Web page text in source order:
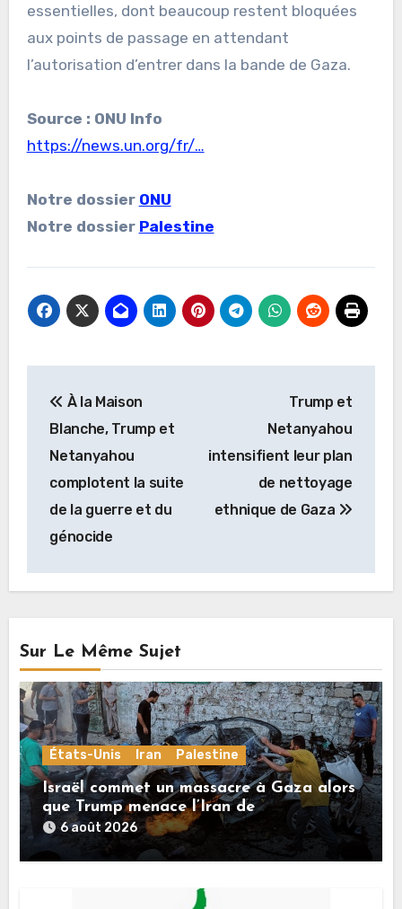
essentielles, dont beaucoup restent bloquées
aux points de passage en attendant
l’autorisation d’entrer dans la bande de Gaza.
Source : ONU Info
https://news.un.org/fr/…
Notre dossier ONU
Notre dossier Palestine
de
l’article
À la Maison
Blanche, Trump et
Netanyahou
complotent la suite
de la guerre et du
génocide
Trump et
Netanyahou
intensifient leur plan
de nettoyage
ethnique de Gaza
Sur Le Même Sujet
États-Unis Iran Palestine
Israël commet un massacre à Gaza alors
que Trump menace l’Iran de
«décapitation»
6 août 2026